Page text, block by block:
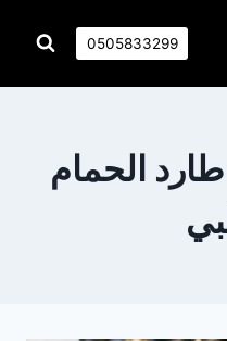
0505833299
الحمام